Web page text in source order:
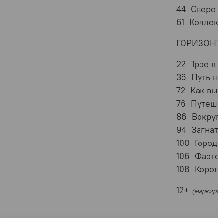
44 Свере
61
22 Трое в
36 Путь
72 Как
76
86
94
100
106
108
12+